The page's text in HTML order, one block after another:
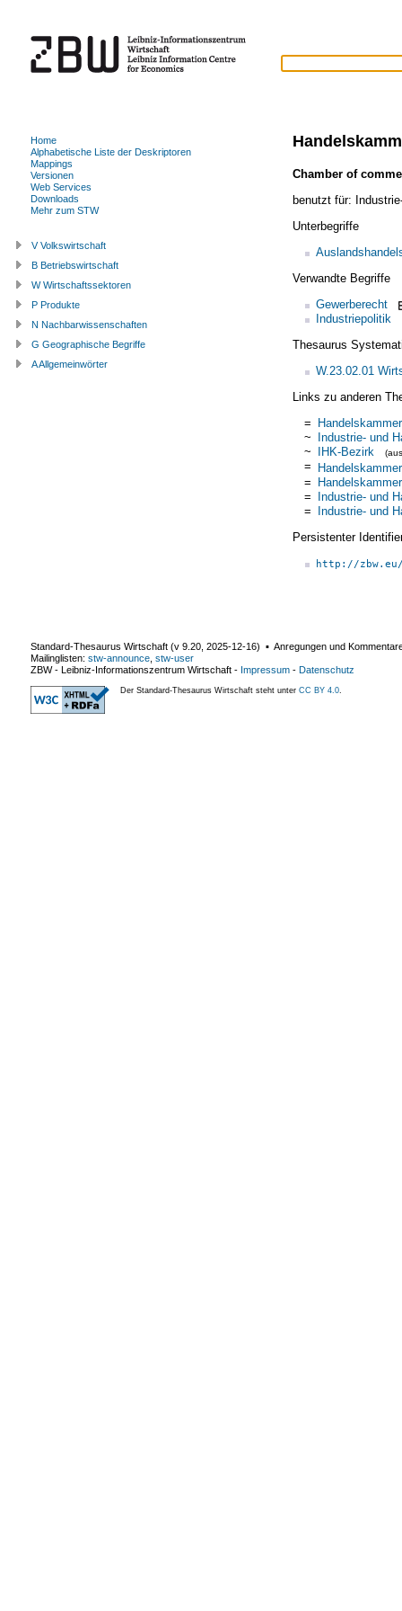
Chamber of
benutzt für:
Unterbegriffe
Verwandte Begriffe
Gewerberecht
Industriepolitik
Thesaurus
W.23.02.01
Links zu anderen
= Handelskammer
~ Industrie- und
~ IHK-Bezirk
= Handelskammer
= Handelskammer
= Industrie- und
= Industrie- und
Persistenter
http://
Home
Alphabetische Liste der Deskriptoren
Mappings
Versionen
Web Services
Downloads
Mehr zum STW
V Volkswirtschaft
B Betriebswirtschaft
W Wirtschaftssektoren
P Produkte
N Nachbarwissenschaften
G Geographische Begriffe
A Allgemeinwörter
Standard-Thesaurus Wirtschaft (v 9.20 2025-12-16) ▪ Anregungen und
Mailinglisten: stw-announce stw-user
ZBW - Leibniz-Informationszentrum Wirtschaft - Impressum - Datenschutz
Der Standard-Thesaurus Wirtschaft steht unter CC BY 4.0